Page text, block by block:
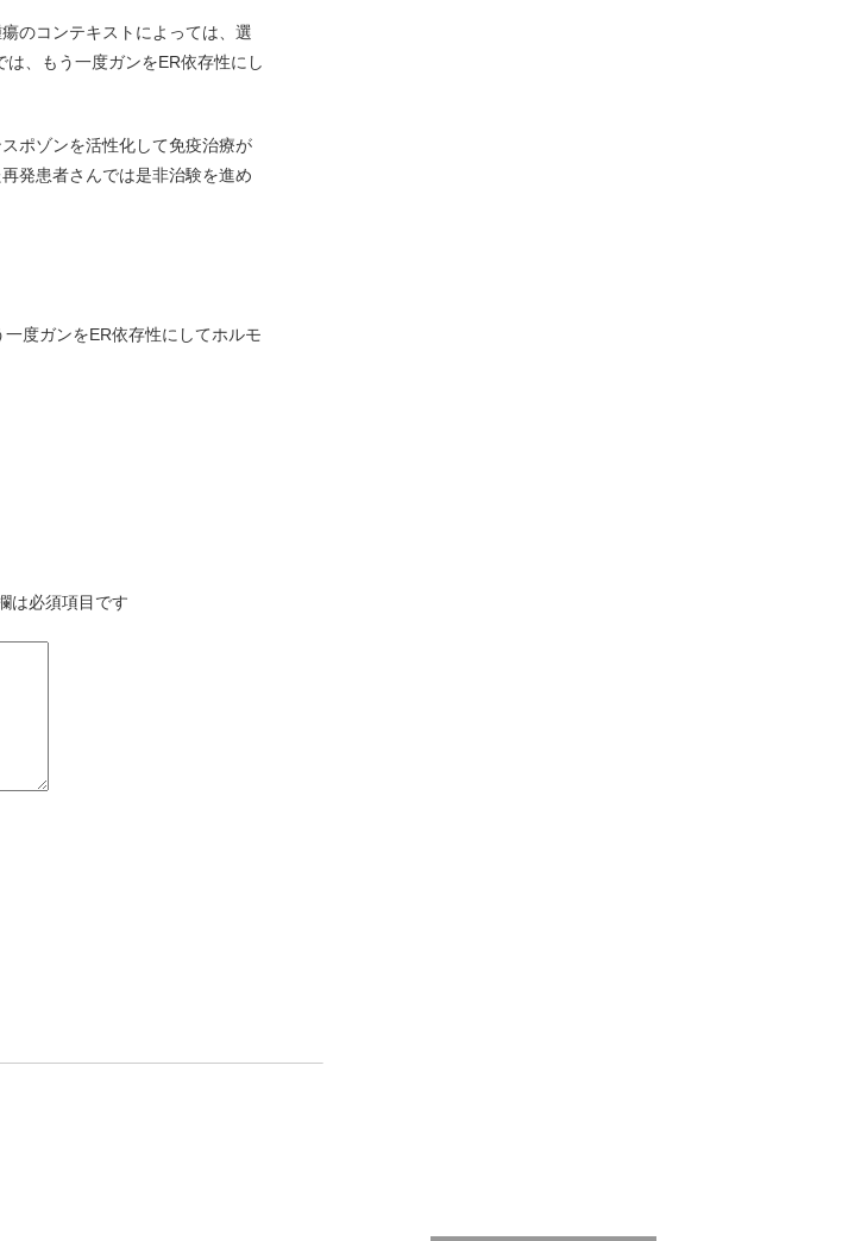
のコンテキストによっては、選
、もう一度ガンをER依存性にし
ポゾンを活性化して免疫治療が
発患者さんでは是非治験を進め
度ガンをER依存性にしてホルモ
は必須項目です